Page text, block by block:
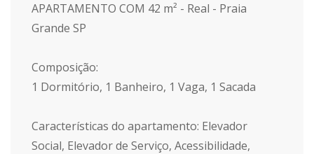
APARTAMENTO COM 42 m² - Real - Praia
Grande SP
Composição:
1 Dormitório, 1 Banheiro, 1 Vaga, 1 Sacada
Características do apartamento: Elevador
Social, Elevador de Serviço, Acessibilidade,